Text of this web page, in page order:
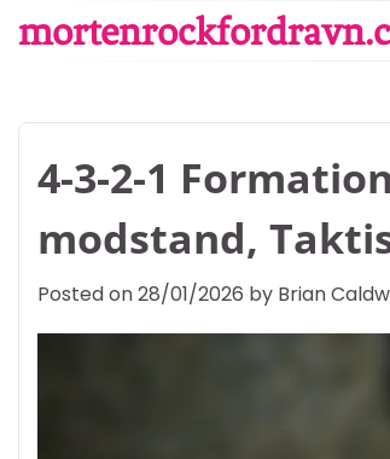
to
4-3-2-1
modstand,
Posted on28/01/2026 by Brian